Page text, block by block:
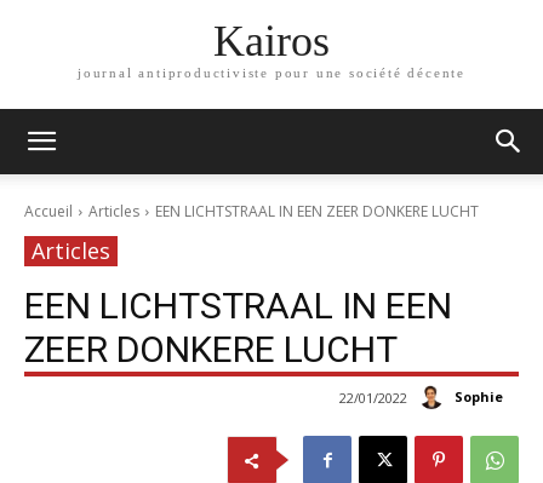
Kairos
journal antiproductiviste pour une société décente
Accueil Articles EEN LICHTSTRAAL IN EEN ZEER DONKERE LUCHT
Articles
EEN LICHTSTRAAL IN EEN
ZEER DONKERE LUCHT
Sophie
22/01/2022